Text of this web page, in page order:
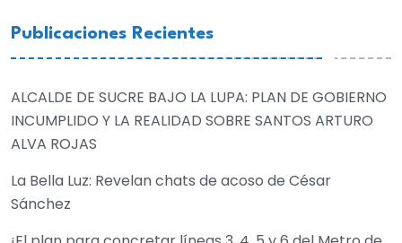
Publicaciones Recientes
ALCALDE DE SUCRE BAJO LA LUPA: PLAN DE GOBIERNO
INCUMPLIDO Y LA REALIDAD SOBRE SANTOS ARTURO
ALVA ROJAS
La Bella Luz: Revelan chats de acoso de César
Sánchez